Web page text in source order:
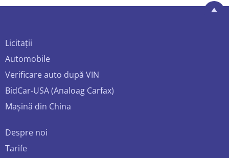
Licitații
Automobile
Verificare auto după VIN
BidCar-USA (Analoag Carfax)
Mașină din China
Despre noi
Tarife